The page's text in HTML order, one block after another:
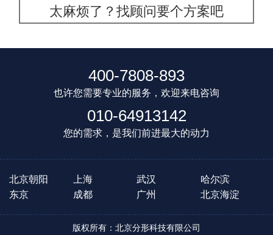
太麻烦了？找顾问要个方案吧
400-7808-893
也许您需要专业的服务，欢迎来电咨询
010-64913142
您的需求，是我们前进最大的动力
北京朝阳 上海 武汉
哈尔滨
东京
成都 广州 北京海淀
版权所有：北京分形科技有限公司